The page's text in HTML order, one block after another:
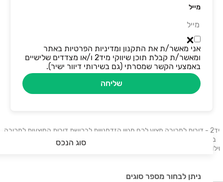
סוג הנכס
ניתן לבחור מספר סוגים
מייל
אני מאשר/ת את התקנון ומדיניות הפרטיות באתר
ומאשר/ת קבלת תוכן שיווקי מיד2 ו/או מצדדים שלישיים
באמצעי הקשר שמסרתי (גם בשירותי דיוור ישיר).
שליחה
יד2 - דירות למכירה מציע לכם מגוון הזדמנויות לרכישת דירות המוצעות למכירה
ברחבי הארץ. בלוח תמצאו דירות, דירות גן, דירות יוקרה ונכסים נוספים: בתים,
וילות, פנטהאוזים, קוטג׳ים, ועוד. דירות למכירה בתל אביב, דירות למכירה בחיפה,